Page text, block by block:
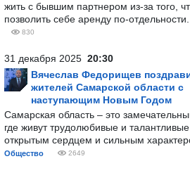
жить с бывшим партнером из-за того,
позволить себе аренду по-отдельности.
830
31 декабря 2025 20:30
Вячеслав Федорищев
жителей Самарской области с
наступающим Новым Годом
Самарская область – это
где живут трудолюбивые и
открытым сердцем и сильным
Общество 2649